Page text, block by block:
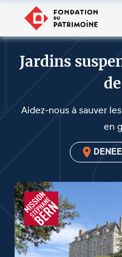
Jardins
Aidez-nous à sauver
en